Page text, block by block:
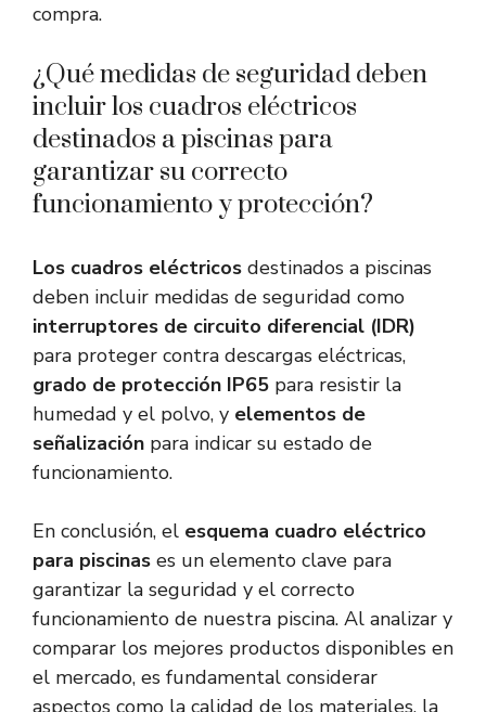
compra.
¿Qué medidas de seguridad deben
incluir los cuadros eléctricos
destinados a piscinas para
garantizar su correcto
funcionamiento y protección?
Los cuadros eléctricos destinados a piscinas
deben incluir medidas de seguridad como
interruptores de circuito diferencial (IDR)
para proteger contra descargas eléctricas,
grado de protección IP65 para resistir la
humedad y el polvo, y elementos de
señalización para indicar su estado de
funcionamiento.
En conclusión, el esquema cuadro eléctrico
para piscinas es un elemento clave para
garantizar la seguridad y el correcto
funcionamiento de nuestra piscina. Al analizar y
comparar los mejores productos disponibles en
el mercado, es fundamental considerar